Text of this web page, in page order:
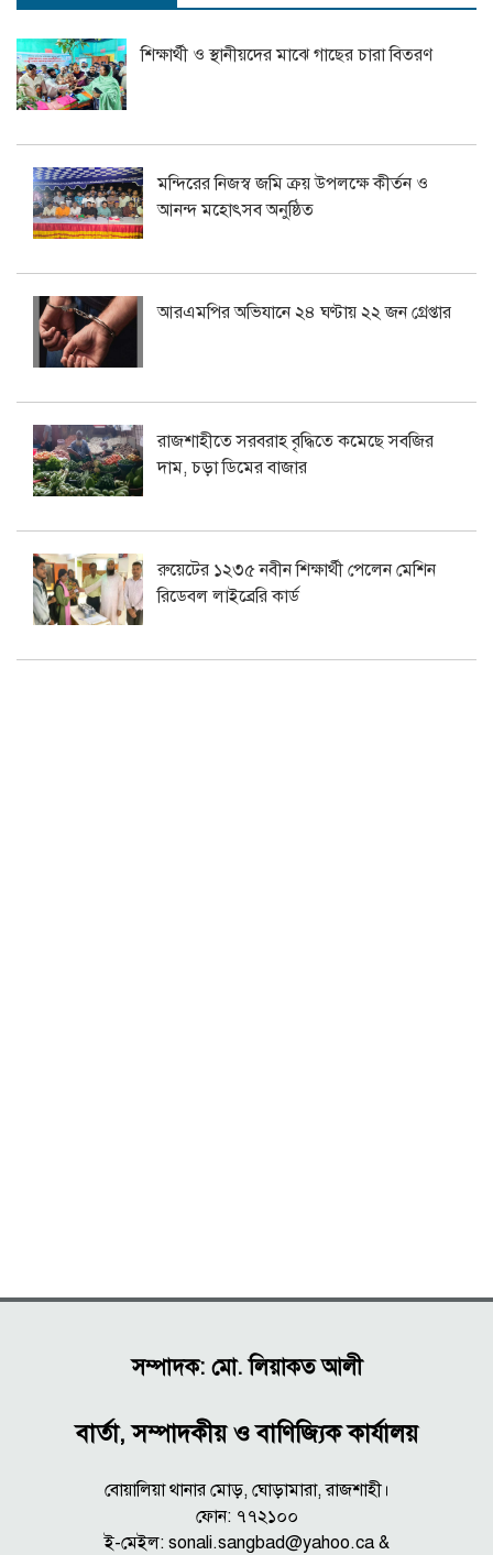
শিক্ষার্থী ও স্থানীয়দের মাঝে গাছের চারা বিতরণ
মন্দিরের নিজস্ব জমি ক্রয় উপলক্ষে কীর্তন ও
আনন্দ মহোৎসব অনুষ্ঠিত
আরএমপির অভিযানে ২৪ ঘণ্টায় ২২ জন গ্রেপ্তার
রাজশাহীতে সরবরাহ বৃদ্ধিতে কমেছে সবজির
দাম, চড়া ডিমের বাজার
রুয়েটের ১২৩৫ নবীন শিক্ষার্থী পেলেন মেশিন
রিডেবল লাইব্রেরি কার্ড
সম্পাদক: মো. লিয়াকত আলী
বার্তা, সম্পাদকীয় ও বাণিজ্যিক কার্যালয়
বোয়ালিয়া থানার মোড়, ঘোড়ামারা, রাজশাহী।
ফোন: ৭৭২১০০
ই-মেইল: sonali.sangbad@yahoo.ca &